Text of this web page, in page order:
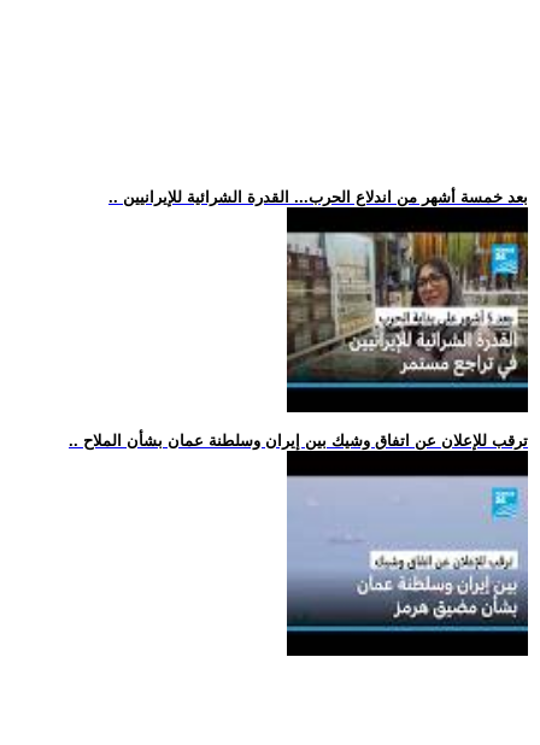
.. بعد خمسة أشهر من اندلاع الحرب... القدرة الشرائية للإيرانيين
.. ترقب للإعلان عن اتفاق وشيك بين إيران وسلطنة عمان بشأن الملاح